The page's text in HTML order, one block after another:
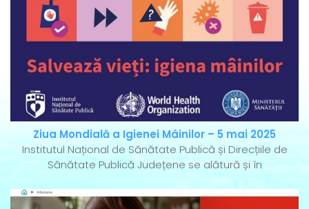
Ziua Mondială a Igienei Mâinilor – 5 mai 2025
Institutul Național de Sănătate Publică și Direcțiile de
Sănătate Publică Județene se alătură și în